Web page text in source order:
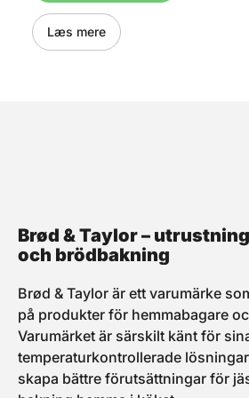
bedste måde • Sektion til
Accessory Shelf (hylde) •
Robust kvalitet • Lomme
med lynlås, til fx opskrifter
Læs mere
Brød & Taylor –
och brödbakning
Brød & Taylor är ett varumärke
på produkter för hemmabagare
Varumärket är särskilt känt för
temperaturkontrollerade
skapa bättre förutsättningar för